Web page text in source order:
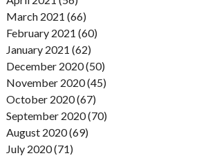
March 2021 (66)
February 2021 (60)
January 2021 (62)
December 2020 (50)
November 2020 (45)
October 2020 (67)
September 2020 (70)
August 2020 (69)
July 2020 (71)